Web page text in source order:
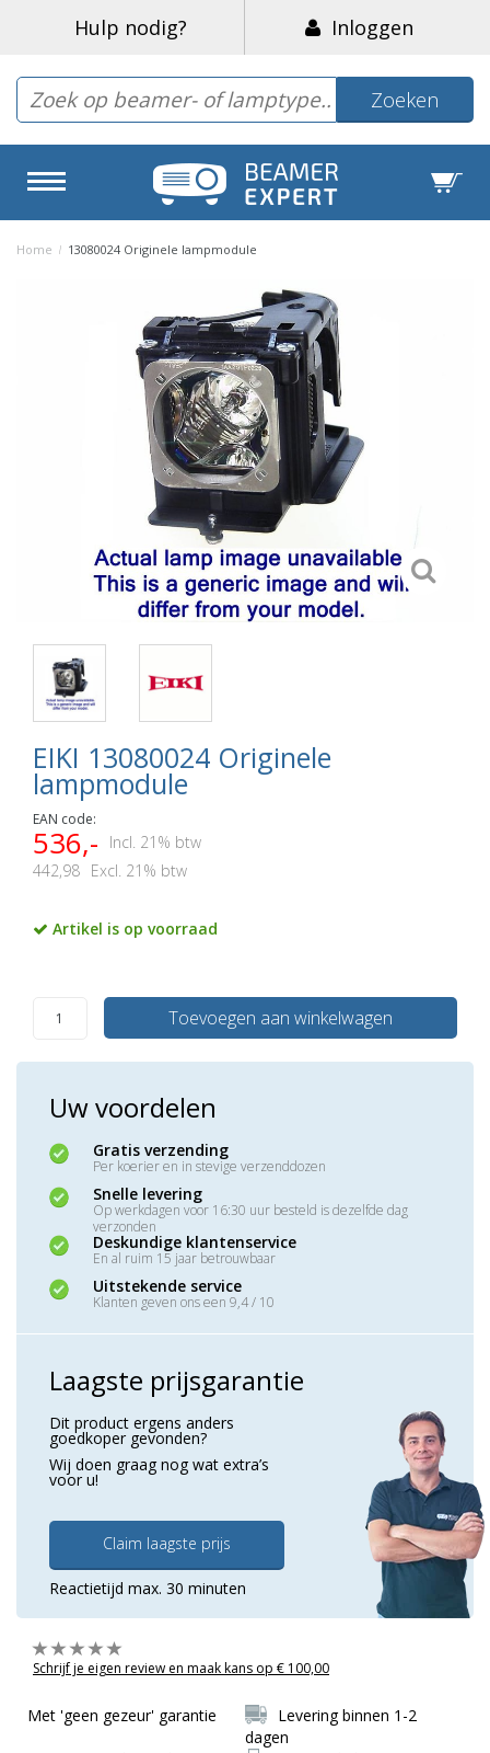
Hulp nodig? Inloggen
Zoeken
Home / 13080024 Originele lampmodule
EIKI 13080024 Originele
lampmodule
EAN code:
536,-
Incl. 21% btw
442,98 Excl. 21% btw
Artikel is op voorraad
Toevoegen aan winkelwagen
Uw voordelen
Gratis verzending
Per koerier en in stevige verzenddozen
Snelle levering
Op werkdagen voor 16:30 uur besteld is dezelfde dag
verzonden
Deskundige klantenservice
En al ruim 15 jaar betrouwbaar
Uitstekende service
Klanten geven ons een 9,4 / 10
Laagste prijsgarantie
Dit product ergens anders
goedkoper gevonden?
Wij doen graag nog wat extra’s
voor u!
Claim laagste prijs
Reactietijd max. 30 minuten
Schrijf je eigen review en maak kans op € 100,00
Met 'geen gezeur' garantie
Levering binnen 1-2
dagen